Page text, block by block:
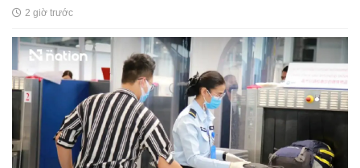
2 giờ trước